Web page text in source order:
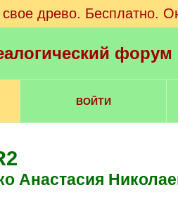
свое древо. Бесплатно.
ВОЙТИ
Анастасия